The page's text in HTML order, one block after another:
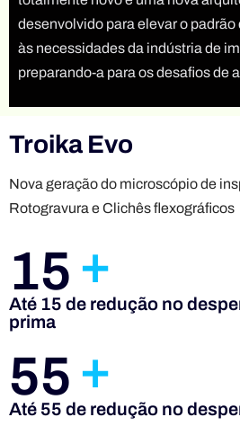
desenvolvido para elevar o
às necessidades da indústria de
preparando-a para os desafios de
Troika Evo
Nova geração do microscópio de
Rotogravura e Clichês flexográficos
15 +
Até 15 de redução no
prima
55 +
Até 55 de redução no